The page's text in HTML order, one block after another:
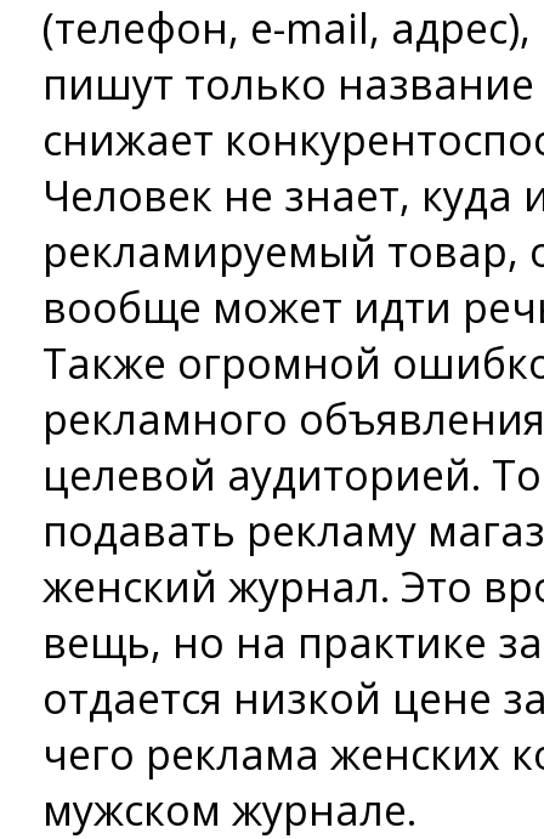
(телефон, e-mail,
пишут только
снижает
Человек не знает, куда
рекламируемый товар,
вообще может идти
Также огромной
рекламного
целевой аудиторией.
подавать рекламу
женский журнал. Это
вещь, но на практике
отдается низкой цене
чего реклама женских
мужском журнале.